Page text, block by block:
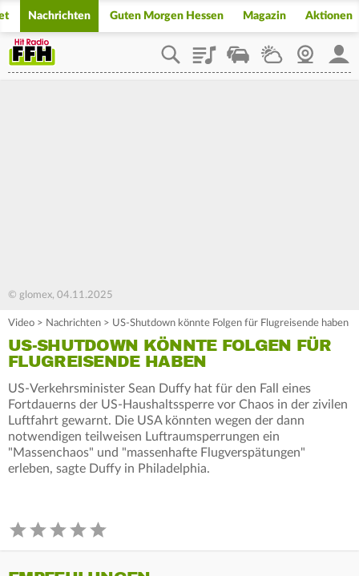
Nachrichten Guten Morgen Hessen Magazin Aktionen
PlaylistStaupilotWetterWebcam
© glomex, 04.11.2025
Video > Nachrichten > US-Shutdown könnte Folgen für Flugreisende haben
US-SHUTDOWN KÖNNTE FOLGEN FÜR
FLUGREISENDE HABEN
US-Verkehrsminister Sean Duffy hat für den Fall eines
Fortdauerns der US-Haushaltssperre vor Chaos in der zivilen
Luftfahrt gewarnt. Die USA könnten wegen der dann
notwendigen teilweisen Luftraumsperrungen ein
"Massenchaos" und "massenhafte Flugverspätungen"
erleben, sagte Duffy in Philadelphia.